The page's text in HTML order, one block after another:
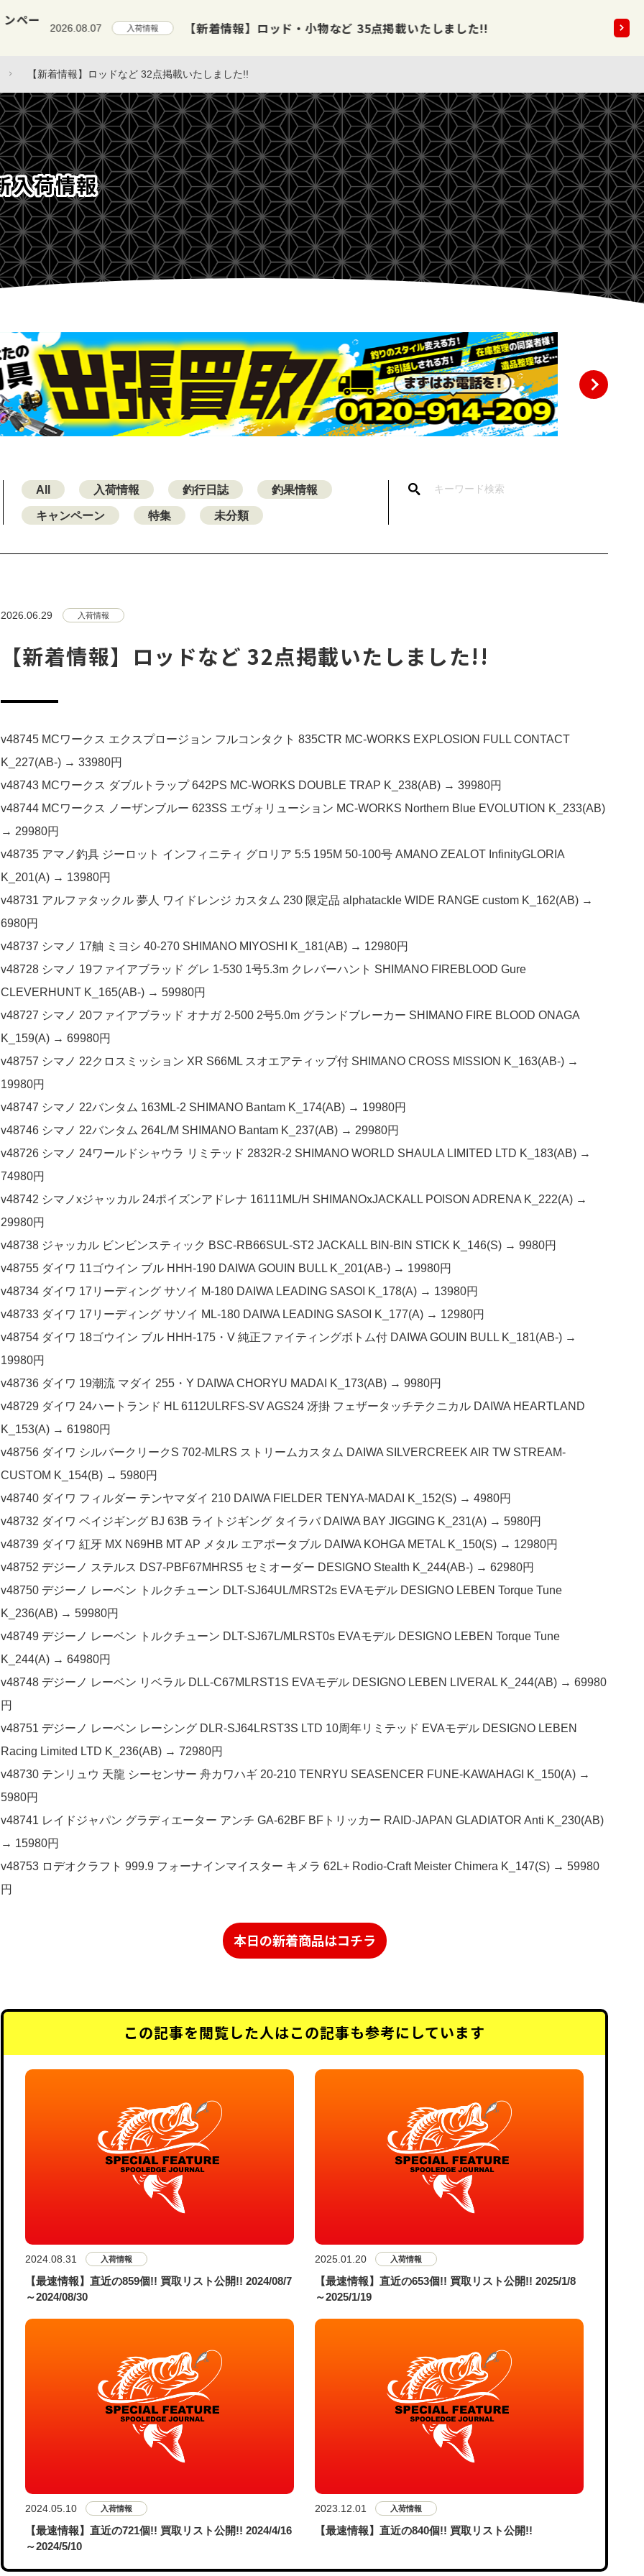
2026.08.07 入荷情報 【新着情報】ロッド・小物など 35点掲載いたしました!!
【新着情報】ロッドなど 32点掲載いたしました!!
入荷情報
All 入荷情報 釣行日誌 釣果情報
キャンペーン 特集 未分類
2026.06.29 入荷情報
【新着情報】ロッドなど 32点掲載いたしました!!
v48745 MCワークス エクスプロージョン フルコンタクト 835CTR MC-WORKS EXPLOSION FULL CONTACT
K_227(AB-) → 33980円
v48743 MCワークス ダブルトラップ 642PS MC-WORKS DOUBLE TRAP K_238(AB) → 39980円
v48744 MCワークス ノーザンブルー 623SS エヴォリューション MC-WORKS Northern Blue EVOLUTION K_233(AB)
→ 29980円
v48735 アマノ釣具 ジーロット インフィニティ グロリア 5:5 195M 50-100号 AMANO ZEALOT InfinityGLORIA
K_201(A) → 13980円
v48731 アルファタックル 夢人 ワイドレンジ カスタム 230 限定品 alphatackle WIDE RANGE custom K_162(AB) →
6980円
v48737 シマノ 17舳 ミヨシ 40-270 SHIMANO MIYOSHI K_181(AB) → 12980円
v48728 シマノ 19ファイアブラッド グレ 1-530 1号5.3m クレバーハント SHIMANO FIREBLOOD Gure
CLEVERHUNT K_165(AB-) → 59980円
v48727 シマノ 20ファイアブラッド オナガ 2-500 2号5.0m グランドブレーカー SHIMANO FIRE BLOOD ONAGA
K_159(A) → 69980円
v48757 シマノ 22クロスミッション XR S66ML スオエアティップ付 SHIMANO CROSS MISSION K_163(AB-) →
19980円
v48747 シマノ 22バンタム 163ML-2 SHIMANO Bantam K_174(AB) → 19980円
v48746 シマノ 22バンタム 264L/M SHIMANO Bantam K_237(AB) → 29980円
v48726 シマノ 24ワールドシャウラ リミテッド 2832R-2 SHIMANO WORLD SHAULA LIMITED LTD K_183(AB) →
74980円
v48742 シマノxジャッカル 24ポイズンアドレナ 16111ML/H SHIMANOxJACKALL POISON ADRENA K_222(A) →
29980円
v48738 ジャッカル ビンビンスティック BSC-RB66SUL-ST2 JACKALL BIN-BIN STICK K_146(S) → 9980円
v48755 ダイワ 11ゴウイン ブル HHH-190 DAIWA GOUIN BULL K_201(AB-) → 19980円
v48734 ダイワ 17リーディング サソイ M-180 DAIWA LEADING SASOI K_178(A) → 13980円
v48733 ダイワ 17リーディング サソイ ML-180 DAIWA LEADING SASOI K_177(A) → 12980円
v48754 ダイワ 18ゴウイン ブル HHH-175・V 純正ファイティングボトム付 DAIWA GOUIN BULL K_181(AB-) →
19980円
v48736 ダイワ 19潮流 マダイ 255・Y DAIWA CHORYU MADAI K_173(AB) → 9980円
v48729 ダイワ 24ハートランド HL 6112ULRFS-SV AGS24 冴掛 フェザータッチテクニカル DAIWA HEARTLAND
K_153(A) → 61980円
v48756 ダイワ シルバークリークS 702-MLRS ストリームカスタム DAIWA SILVERCREEK AIR TW STREAM-
CUSTOM K_154(B) → 5980円
v48740 ダイワ フィルダー テンヤマダイ 210 DAIWA FIELDER TENYA-MADAI K_152(S) → 4980円
v48732 ダイワ ベイジギング BJ 63B ライトジギング タイラバ DAIWA BAY JIGGING K_231(A) → 5980円
v48739 ダイワ 紅牙 MX N69HB MT AP メタル エアポータブル DAIWA KOHGA METAL K_150(S) → 12980円
v48752 デジーノ ステルス DS7-PBF67MHRS5 セミオーダー DESIGNO Stealth K_244(AB-) → 62980円
v48750 デジーノ レーベン トルクチューン DLT-SJ64UL/MRST2s EVAモデル DESIGNO LEBEN Torque Tune
K_236(AB) → 59980円
v48749 デジーノ レーベン トルクチューン DLT-SJ67L/MLRST0s EVAモデル DESIGNO LEBEN Torque Tune
K_244(A) → 64980円
v48748 デジーノ レーベン リベラル DLL-C67MLRST1S EVAモデル DESIGNO LEBEN LIVERAL K_244(AB) → 69980
円
v48751 デジーノ レーベン レーシング DLR-SJ64LRST3S LTD 10周年リミテッド EVAモデル DESIGNO LEBEN
Racing Limited LTD K_236(AB) → 72980円
v48730 テンリュウ 天龍 シーセンサー 舟カワハギ 20-210 TENRYU SEASENCER FUNE-KAWAHAGI K_150(A) →
5980円
v48741 レイドジャパン グラディエーター アンチ GA-62BF BFトリッカー RAID-JAPAN GLADIATOR Anti K_230(AB)
→ 15980円
v48753 ロデオクラフト 999.9 フォーナインマイスター キメラ 62L+ Rodio-Craft Meister Chimera K_147(S) → 59980
円
本日の新着商品はコチラ
この記事を閲覧した人はこの記事も参考にしています
2024.08.31 入荷情報
【最速情報】直近の859個!! 買取リスト公開!! 2024/08/7
～2024/08/30
2025.01.20 入荷情報
【最速情報】直近の653個!! 買取リスト公開!! 2025/1/8
～2025/1/19
2024.05.10 入荷情報
【最速情報】直近の721個!! 買取リスト公開!! 2024/4/16
～2024/5/10
2023.12.01 入荷情報
【最速情報】直近の840個!! 買取リスト公開!!